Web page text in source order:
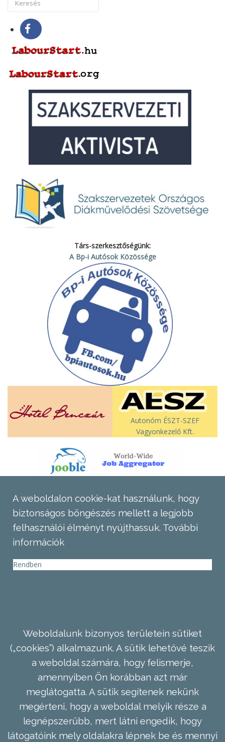
Társ-szerkesztőségünk:
A Bp-i Autósok Közössége
Autonóm ÉSZT-SZEF
Vagyonkezelő Kft.
A weboldalon cookie-kat használunk, hogy
biztonságos böngészés mellett a legjobb
felhasználói élményt nyújthassuk. További
információk
Rendben
Weboldalunk bizonyos területein sütiket
(„cookies”) alkalmazunk. A sütik lehetővé teszik
a weboldal számára, hogy felismerje,
amennyiben Ön korábban azt már
meglátogatta. A sütik segítenek nekünk
megérteni, hogy a weboldal melyik része a
legnépszerűbb, mert látni engedik, hogy
látogatóink mely oldalakra lépnek be és mennyi